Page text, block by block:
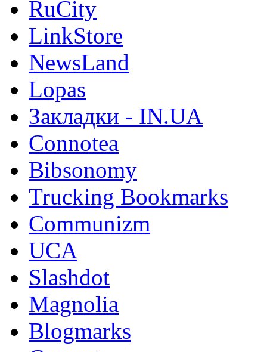
RuCity
LinkStore
NewsLand
Lopas
Закладки - IN.UA
Connotea
Bibsonomy
Trucking Bookmarks
Communizm
UCA
Slashdot
Magnolia
Blogmarks